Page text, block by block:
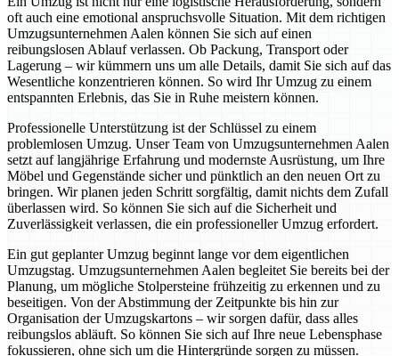
oft auch eine emotional anspruchsvolle Situation. Mit dem richtigen
Umzugsunternehmen Aalen können Sie sich auf einen
reibungslosen Ablauf verlassen. Ob Packung, Transport oder
Lagerung – wir kümmern uns um alle Details, damit Sie sich auf das
Wesentliche konzentrieren können. So wird Ihr Umzug zu einem
entspannten Erlebnis, das Sie in Ruhe meistern können.
Professionelle Unterstützung ist der Schlüssel zu einem
problemlosen Umzug. Unser Team von Umzugsunternehmen Aalen
setzt auf langjährige Erfahrung und modernste Ausrüstung, um Ihre
Möbel und Gegenstände sicher und pünktlich an den neuen Ort zu
bringen. Wir planen jeden Schritt sorgfältig, damit nichts dem Zufall
überlassen wird. So können Sie sich auf die Sicherheit und
Zuverlässigkeit verlassen, die ein professioneller Umzug erfordert.
Ein gut geplanter Umzug beginnt lange vor dem eigentlichen
Umzugstag. Umzugsunternehmen Aalen begleitet Sie bereits bei der
Planung, um mögliche Stolpersteine frühzeitig zu erkennen und zu
beseitigen. Von der Abstimmung der Zeitpunkte bis hin zur
Organisation der Umzugskartons – wir sorgen dafür, dass alles
reibungslos abläuft. So können Sie sich auf Ihre neue Lebensphase
fokussieren, ohne sich um die Hintergründe sorgen zu müssen.